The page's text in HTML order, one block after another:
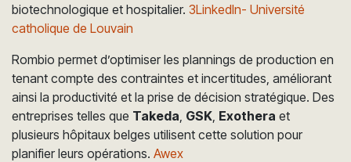
biotechnologique et hospitalier. 3LinkedIn- Université
catholique de Louvain
Rombio permet d’optimiser les plannings de production en
tenant compte des contraintes et incertitudes, améliorant
ainsi la productivité et la prise de décision stratégique. Des
entreprises telles que Takeda GSK Exothera et
plusieurs hôpitaux belges utilisent cette solution pour
planifier leurs opérations. Awex